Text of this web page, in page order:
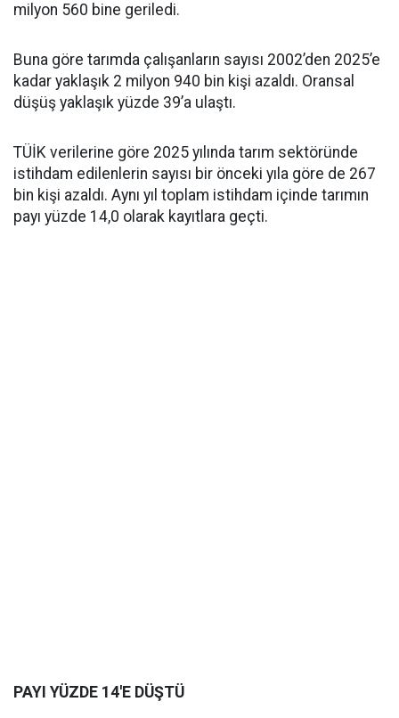
milyon 560 bine geriledi.
Buna göre tarımda çalışanların sayısı 2002’den 2025’e
kadar yaklaşık 2 milyon 940 bin kişi azaldı. Oransal
düşüş yaklaşık yüzde 39’a ulaştı.
TÜİK verilerine göre 2025 yılında tarım sektöründe
istihdam edilenlerin sayısı bir önceki yıla göre de 267
bin kişi azaldı. Aynı yıl toplam istihdam içinde tarımın
payı yüzde 14,0 olarak kayıtlara geçti.
PAYI YÜZDE 14'E DÜŞTÜ